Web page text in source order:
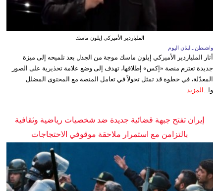
الملياردير الأميركي إيلون ماسك
واشنطن ـ لبنان اليوم
أثار الملياردير الأميركي إيلون ماسك موجة من الجدل بعد تلميحه إلى ميزة
جديدة تعتزم منصة «إكس» إطلاقها، تهدف إلى وضع علامة تحذيرية على الصور
المعدّلة، في خطوة قد تمثل تحولاً في تعامل المنصة مع المحتوى المضلل
وا... المزيد
إيران تفتح جبهة قضائية جديدة ضد شخصيات رياضية وثقافية
بالتزامن مع استمرار ملاحقة موقوفي الاحتجاجات